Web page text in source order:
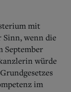
mit
Sinn, wenn die
September
würde
im